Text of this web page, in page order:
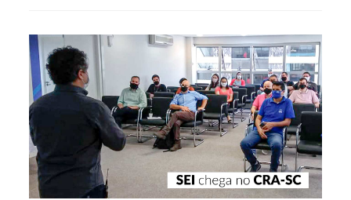
Com
Oportunidades